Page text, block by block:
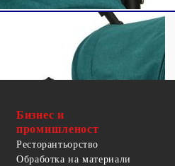
Бизнес и
промишленост
Ресторантьорство
Обработка на материали